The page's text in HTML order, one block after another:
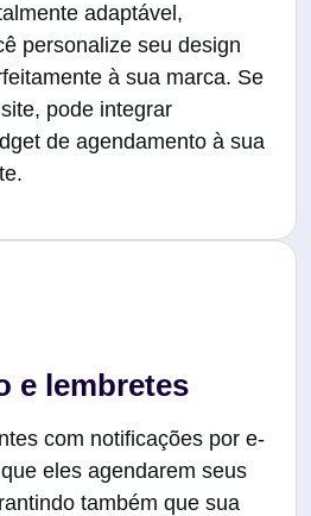
adaptável,
personalize seu design
à sua marca. Se
pode integrar
de agendamento à sua
e lembretes
com notificações por e-
eles agendarem seus
também que sua